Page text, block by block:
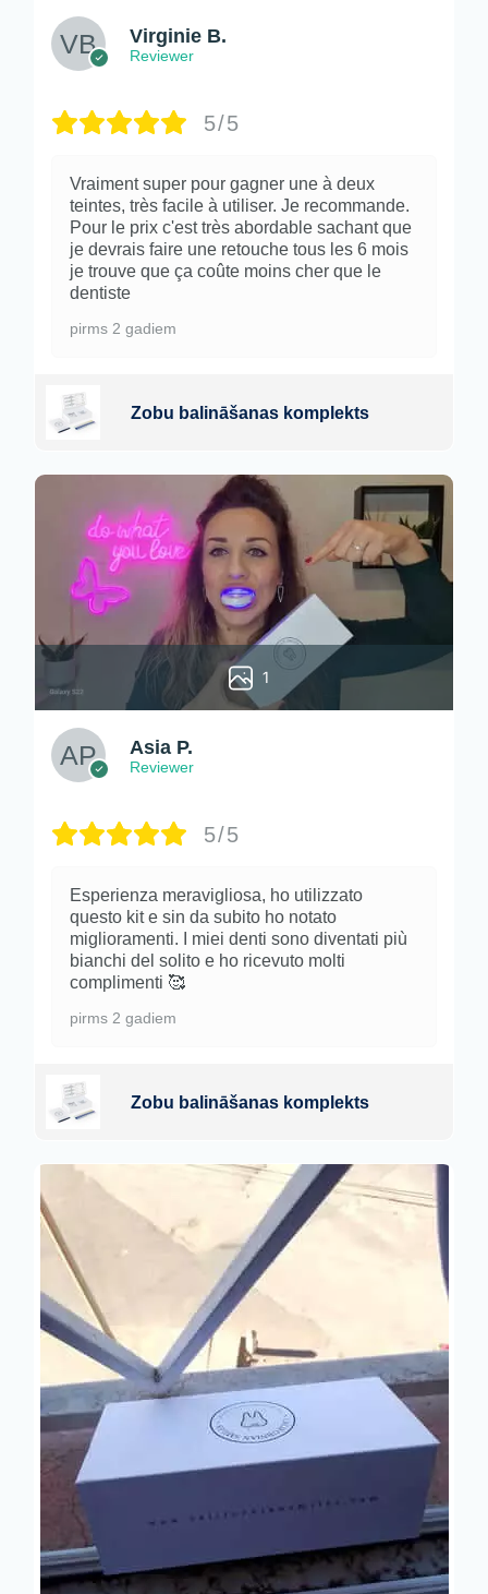
Virginie B.
Reviewer
5/5
Vraiment super pour gagner une à deux
teintes, très facile à utiliser. Je recommande.
Pour le prix c'est très abordable sachant que
je devrais faire une retouche tous les 6 mois
je trouve que ça coûte moins cher que le
dentiste
pirms 2 gadiem
Zobu balināšanas komplekts
1
Asia P.
Reviewer
5/5
Esperienza meravigliosa, ho utilizzato
questo kit e sin da subito ho notato
miglioramenti. I miei denti sono diventati più
bianchi del solito e ho ricevuto molti
complimenti 🥰
pirms 2 gadiem
Zobu balināšanas komplekts